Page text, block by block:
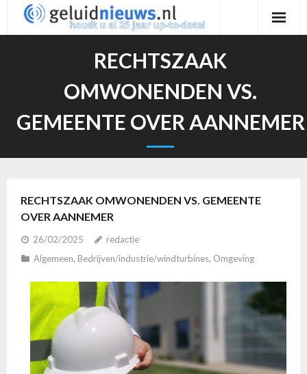
RECHTSZAAK
OMWONENDEN VS.
GEMEENTE OVER AANNEMER
RECHTSZAAK OMWONENDEN VS. GEMEENTE
OVER AANNEMER
26/02/2025
redactie
Algemeen, Bedrijven/industrie/windturbines, Omgeving